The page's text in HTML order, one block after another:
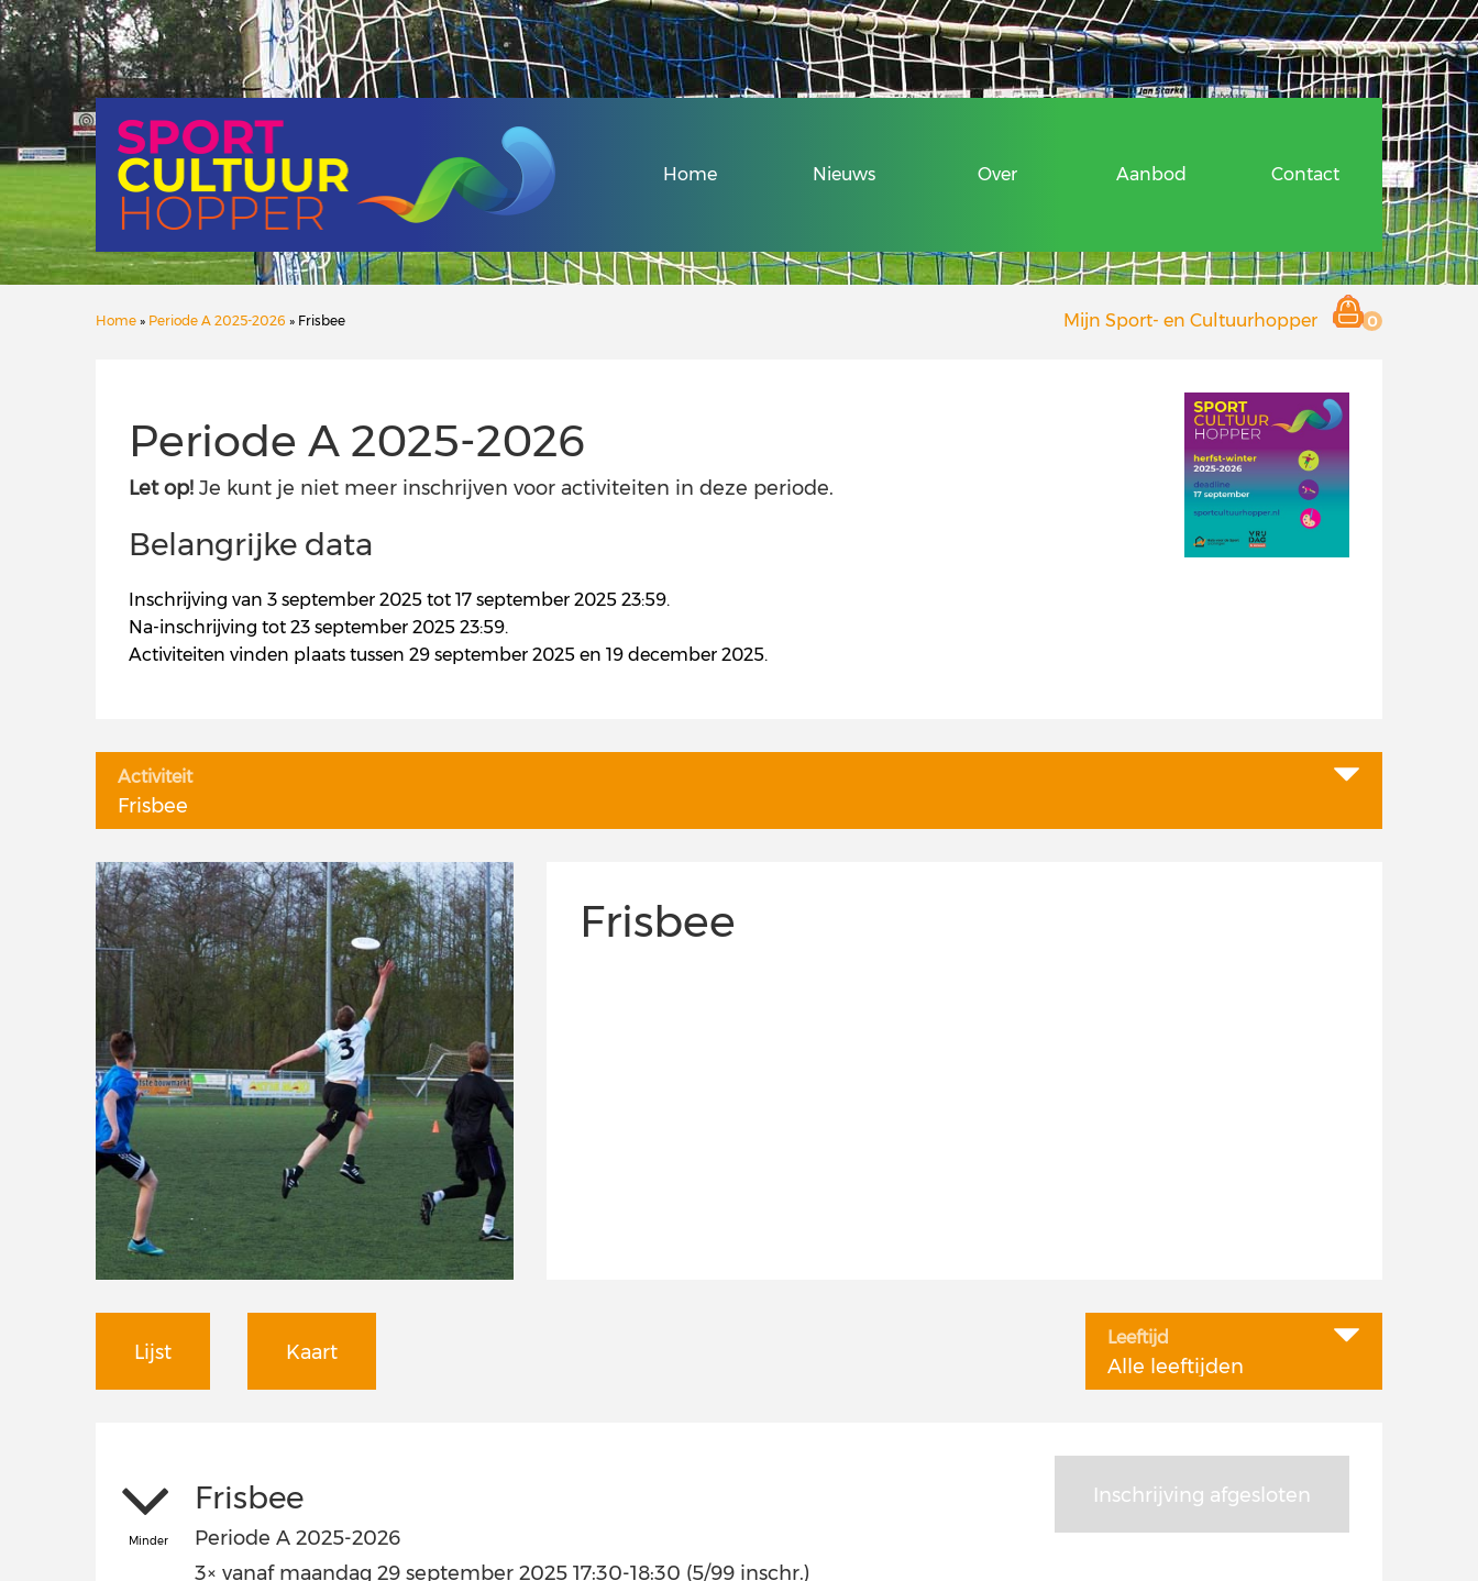
Veel gestelde vragen
Home Nieuws Over
Over de Sport- en Cultuurhopper
Aanbod Contact
Home » Periode A 2025-2026 » Frisbee Mijn Sport- en Cultuurhopper 0
Periode A 2025-2026
Let op! Je kunt je niet meer inschrijven voor activiteiten in deze periode.
Belangrijke data
Inschrijving van 3 september 2025 tot 17 september 2025 23:59.
Na-inschrijving tot 23 september 2025 23:59.
Activiteiten vinden plaats tussen 29 september 2025 en 19 december 2025.
Activiteit
Frisbee
Frisbee
Lijst Kaart
Leeftijd
Alle leeftijden
Inschrijving afgesloten
Minder
Frisbee
Periode A 2025-2026
3× vanaf maandag 29 september 2025 17:30-18:30 (5/99 inschr.)